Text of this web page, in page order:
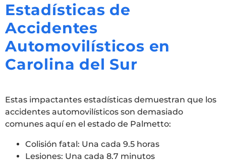
Estadísticas de
Accidentes
Automovilísticos en
Carolina del Sur
Estas impactantes estadísticas demuestran que los
accidentes automovilísticos son demasiado
comunes aquí en el estado de Palmetto:
Colisión fatal: Una cada 9.5 horas
Lesiones: Una cada 8.7 minutos